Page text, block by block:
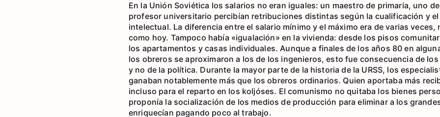
En la Unión Soviética los salarios no eran iguales: un maestro de primaria, uno
profesor universitario percibían retribuciones distintas según la cualificación y
intelectual. La diferencia entre el salario mínimo y el máximo era de varias veces,
como hoy. Tampoco había «igualación» en la vivienda: desde los pisos
los apartamentos y casas individuales. Aunque a finales de los años 80 en
los obreros se aproximaron a los de los ingenieros, esto fue consecuencia de
y no de la política. Durante la mayor parte de la historia de la URSS, los
ganaban notablemente más que los obreros ordinarios. Quien aportaba más
incluso para el reparto en los koljóses. El comunismo no quitaba los bienes
proponía la socialización de los medios de producción para eliminar a los
enriquecían pagando poco al trabajo.